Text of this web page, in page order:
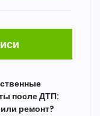
после ДТП:
ремонт?